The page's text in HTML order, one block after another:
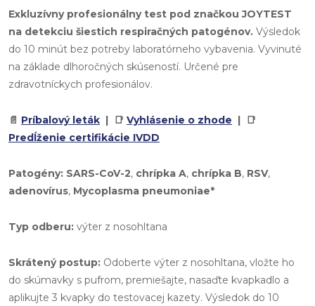
Exkluzívny profesionálny test pod značkou JOYTEST
na detekciu šiestich respiračných patogénov. Výsledok
do 10 minút bez potreby laboratórneho vybavenia. Vyvinuté
na základe dlhoročných skúseností. Určené pre
zdravotníckych profesionálov.
📄 Príbalový leták | 📑 Vyhlásenie o zhode | 📑
Predĺženie certifikácie IVDD
Patogény: SARS-CoV-2, chrípka A, chrípka B, RSV,
adenovírus, Mycoplasma pneumoniae*
Typ odberu: výter z nosohltana
Skrátený postup: Odoberte výter z nosohltana, vložte ho
do skúmavky s pufrom, premiešajte, nasaďte kvapkadlo a
aplikujte 3 kvapky do testovacej kazety. Výsledok do 10